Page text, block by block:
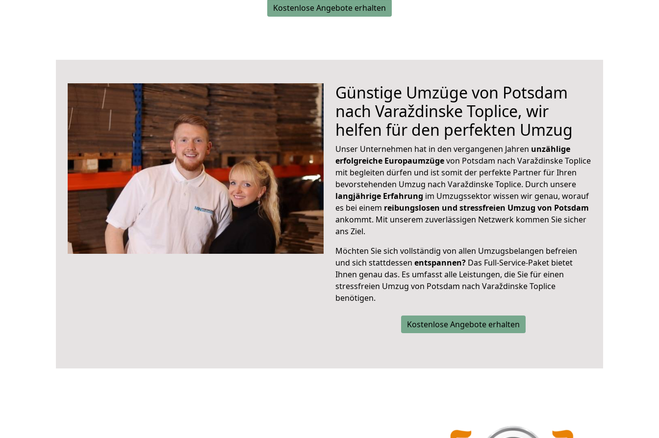
Kostenlose Angebote erhalten
Günstige Umzüge von Potsdam
nach Varaždinske Toplice, wir
helfen für den perfekten Umzug
Unser Unternehmen hat in den vergangenen Jahren unzählige
erfolgreiche Europaumzügevon Potsdam nach Varaždinske Toplice
mit begleiten dürfen und ist somit der perfekte Partner für Ihren
bevorstehenden Umzug nach Varaždinske Toplice. Durch unsere
langjährige Erfahrung im Umzugssektor wissen wir genau, worauf
es bei einem reibungslosen und stressfreien Umzug von Potsdam
ankommt. Mit unserem zuverlässigen Netzwerk kommen Sie sicher
ans Ziel.
Möchten Sie sich vollständig von allen Umzugsbelangen befreien
und sich stattdessen entspannen? Das Full-Service-Paket bietet
Ihnen genau das. Es umfasst alle Leistungen, die Sie für einen
stressfreien Umzug von Potsdam nach Varaždinske Toplice
benötigen.
Kostenlose Angebote erhalten